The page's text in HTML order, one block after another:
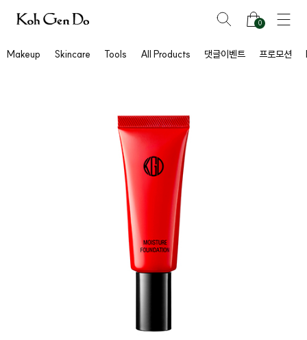
0
Makeup Skincare Tools All Products 댓글이벤트 프로모션